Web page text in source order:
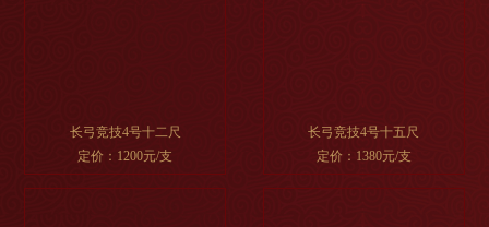
长弓竞技4号十二尺
定价：1200元/支
长弓竞技4号十五尺
定价：1380元/支